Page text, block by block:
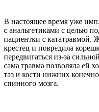
В настоящее время уже
с анальгетиками с целью
пациентки с кататравмой.
крестец и повредила
передвигаться из-за
сама травма позволяла ей
таз и кости нижних
спинного мозга.